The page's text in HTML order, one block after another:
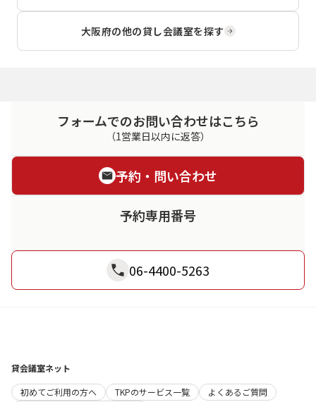
大阪府の他の貸し会議室を探す
フォームでのお問い合わせはこちら
（1営業日以内に返答）
予約・問い合わせ
予約専用番号
06-4400-5263
貸会議室ネット
初めてご利用の方へ
TKPのサービス一覧
よくあるご質問